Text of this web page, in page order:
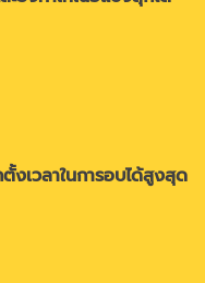
งเวลาในการอบได้สูงสุด